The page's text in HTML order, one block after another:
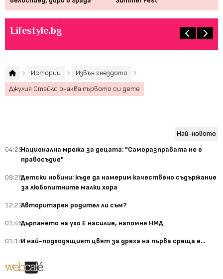
Lifestyle.bg
Истории
Извън гнездото
Джулия Стайлс очаква първото си дете
Най-новото
04:29Национална мрежа за децата: "Саморазправата не е
правосъдие"
09:28Детски новини: къде да намерим качествено съдържание
за любопитните малки хора
12:22Авторитарен родител ли съм?
01:46Дърпането на ухо Е насилие, напомня НМД
01:14И най-подходящият цвят за дреха на първа среща е...